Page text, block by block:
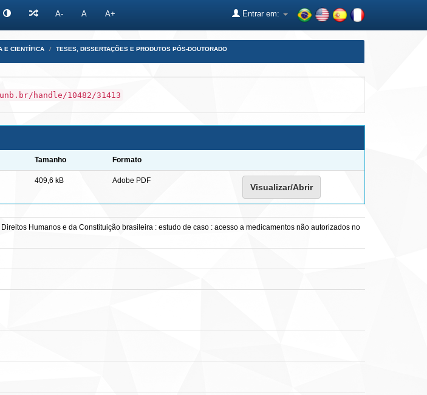
A- A A+ Entrar em:
E CIENTÍFICA TESES, DISSERTAÇÕES E PRODUTOS PÓS-DOUTORADO
handle/10482/31413
Tamanho Formato
409,6 kB Adobe PDF
Visualizar/Abrir
Humanos e da Constituição brasileira : estudo de caso : acesso a medicamentos não autorizados no